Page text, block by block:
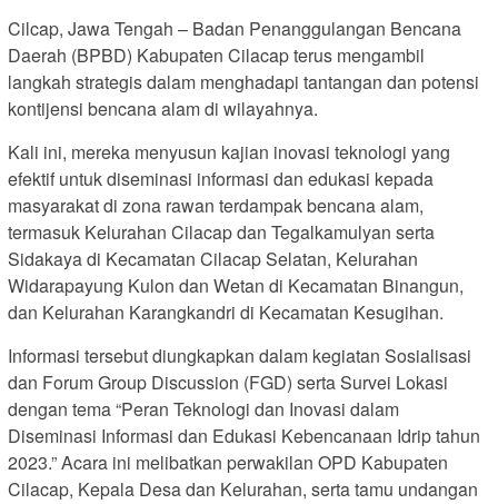
Cilcap, Jawa Tengah – Badan Penanggulangan Bencana
Daerah (BPBD) Kabupaten Cilacap terus mengambil
langkah strategis dalam menghadapi tantangan dan potensi
kontijensi bencana alam di wilayahnya.
Kali ini, mereka menyusun kajian inovasi teknologi yang
efektif untuk diseminasi informasi dan edukasi kepada
masyarakat di zona rawan terdampak bencana alam,
termasuk Kelurahan Cilacap dan Tegalkamulyan serta
Sidakaya di Kecamatan Cilacap Selatan, Kelurahan
Widarapayung Kulon dan Wetan di Kecamatan Binangun,
dan Kelurahan Karangkandri di Kecamatan Kesugihan.
Informasi tersebut diungkapkan dalam kegiatan Sosialisasi
dan Forum Group Discussion (FGD) serta Survei Lokasi
dengan tema “Peran Teknologi dan Inovasi dalam
Diseminasi Informasi dan Edukasi Kebencanaan Idrip tahun
2023.” Acara ini melibatkan perwakilan OPD Kabupaten
Cilacap, Kepala Desa dan Kelurahan, serta tamu undangan